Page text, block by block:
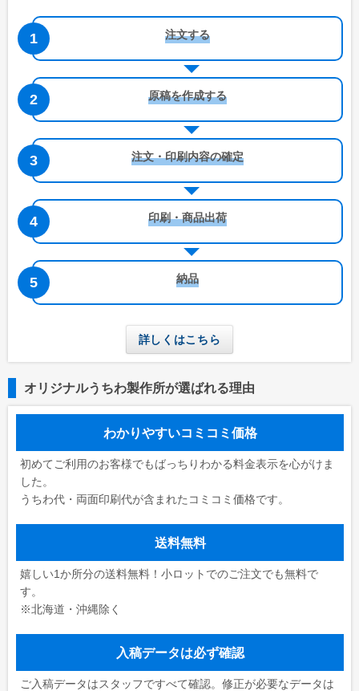
注文する
原稿を作成する
注文・印刷内容の確定
印刷・商品出荷
納品
詳しくはこちら
オリジナルうちわ製作所が選ばれる理由
わかりやすいコミコミ価格
初めてご利用のお客様でもばっちりわかる料金表示を心がけま
した。
うちわ代・両面印刷代が含まれたコミコミ価格です。
送料無料
嬉しい1か所分の送料無料！小ロットでのご注文でも無料で
す。
※北海道・沖縄除く
入稿データは必ず確認
ご入稿データはスタッフですべて確認。修正が必要なデータは